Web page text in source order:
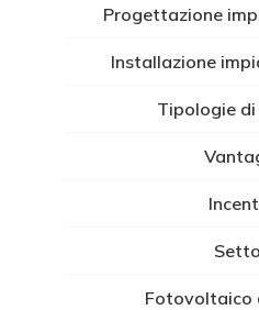
Progettazione
Installazione
Tipologie
Fotovoltaico